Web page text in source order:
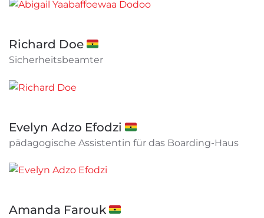
Richard Doe 🇬🇭
Sicherheitsbeamter
Evelyn Adzo Efodzi 🇬🇭
pädagogische Assistentin für das Boarding-Haus
Amanda Farouk 🇬🇭